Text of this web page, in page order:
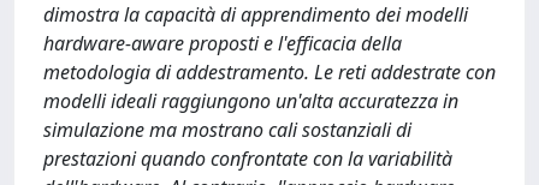
dimostra la capacità di apprendimento dei modelli
hardware-aware proposti e l'efficacia della
metodologia di addestramento. Le reti addestrate con
modelli ideali raggiungono un'alta accuratezza in
simulazione ma mostrano cali sostanziali di
prestazioni quando confrontate con la variabilità